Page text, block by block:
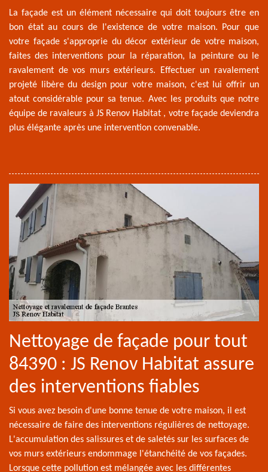
La façade est un élément nécessaire qui doit toujours être en
bon état au cours de l'existence de votre maison. Pour que
votre façade s'approprie du décor extérieur de votre maison,
faites des interventions pour la réparation, la peinture ou le
ravalement de vos murs extérieurs. Effectuer un ravalement
projeté libère du design pour votre maison, c'est lui offrir un
atout considérable pour sa tenue. Avec les produits que notre
équipe de ravaleurs à JS Renov Habitat , votre façade deviendra
plus élégante après une intervention convenable.
Nettoyage de façade pour tout
84390 : JS Renov Habitat assure
des interventions fiables
Si vous avez besoin d'une bonne tenue de votre maison, il est
nécessaire de faire des interventions régulières de nettoyage.
L'accumulation des salissures et de saletés sur les surfaces de
vos murs extérieurs endommage l'étanchéité de vos façades.
Lorsque cette pollution est mélangée avec les différentes